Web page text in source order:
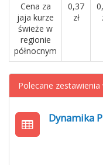
Cena za
jaja kurze
świeże w
regionie
północnym
0,37
zł
Polecane
Dynamika